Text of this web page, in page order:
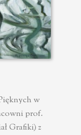
w
prof.
Grafiki) z